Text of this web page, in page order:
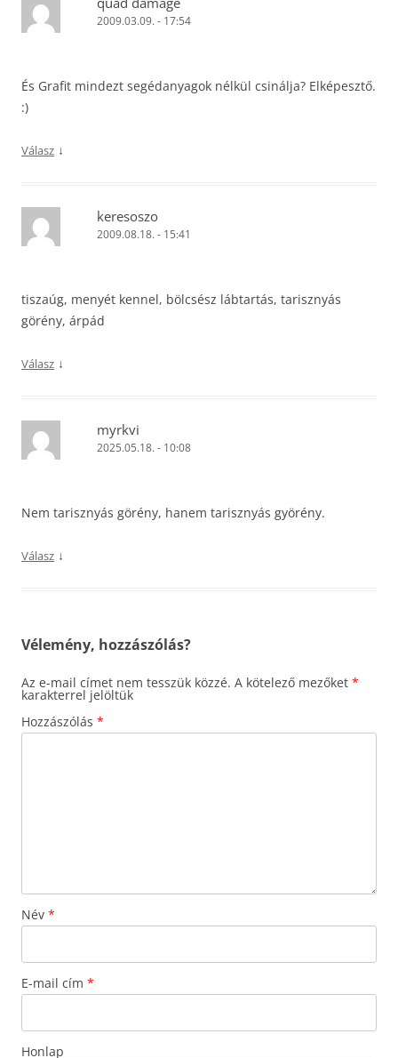
2009.03.09. - 17:54
És Grafit mindezt segédanyagok nélkül csinálja? Elképesztő.
:)
Válasz ↓
keresoszo
2009.08.18. - 15:41
tiszaúg, menyét kennel, bölcsész lábtartás, tarisznyás
görény, árpád
Válasz ↓
myrkvi
2025.05.18. - 10:08
Nem tarisznyás görény, hanem tarisznyás györény.
Válasz ↓
Vélemény, hozzászólás?
Az e-mail címet nem tesszük közzé. A kötelező mezőket *
karakterrel jelöltük
Hozzászólás *
Név *
E-mail cím *
Honlap